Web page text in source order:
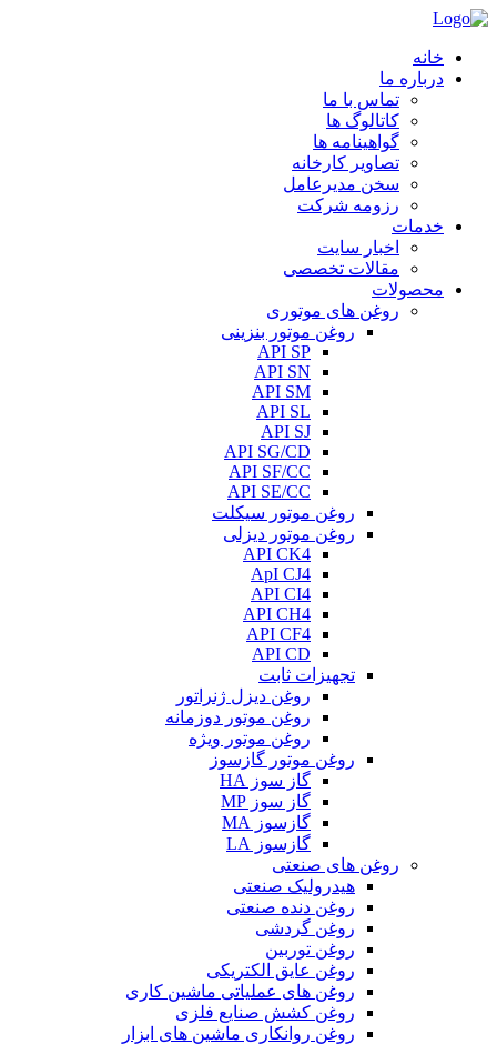
خانه
درباره ما
تماس با ما
کاتالوگ ها
گواهینامه ها
تصاویر کارخانه
سخن مدیرعامل
رزومه شرکت
خدمات
اخبار سایت
مقالات تخصصی
محصولات
روغن های موتوری
روغن موتور بنزینی
API SP
API SN
API SM
API SL
API SJ
API SG/CD
API SF/CC
API SE/CC
روغن موتور سیکلت
روغن موتور دیزلی
API CK4
ApI CJ4
API CI4
API CH4
API CF4
API CD
تجهیزات ثابت
روغن دیزل ژنراتور
روغن موتور دوزمانه
روغن موتور ویژه
روغن موتور گازسوز
گاز سوز HA
گاز سوز MP
گازسوز MA
گازسوز LA
روغن های صنعتی
هیدرولیک صنعتی
روغن دنده صنعتی
روغن گردشی
روغن توربین
روغن عایق الکتریکی
روغن های عملیاتی ماشین کاری
روغن کشش صنایع فلزی
روغن روانکاری ماشین های ابزار